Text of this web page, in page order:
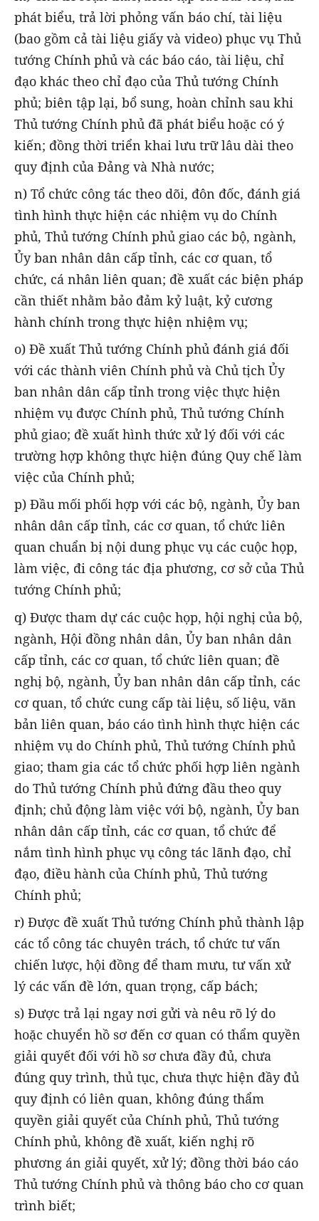
phát biểu, trả lời phỏng vấn báo chí, tài liệu
(bao gồm cả tài liệu giấy và video) phục vụ Thủ
tướng Chính phủ và các báo cáo, tài liệu, chỉ
đạo khác theo chỉ đạo của Thủ tướng Chính
phủ; biên tập lại, bổ sung, hoàn chỉnh sau khi
Thủ tướng Chính phủ đã phát biểu hoặc có ý
kiến; đồng thời triển khai lưu trữ lâu dài theo
quy định của Đảng và Nhà nước;
n) Tổ chức công tác theo dõi, đôn đốc, đánh giá
tình hình thực hiện các nhiệm vụ do Chính
phủ, Thủ tướng Chính phủ giao các bộ, ngành,
Ủy ban nhân dân cấp tỉnh, các cơ quan, tổ
chức, cá nhân liên quan; đề xuất các biện pháp
cần thiết nhằm bảo đảm kỷ luật, kỷ cương
hành chính trong thực hiện nhiệm vụ;
o) Đề xuất Thủ tướng Chính phủ đánh giá đối
với các thành viên Chính phủ và Chủ tịch Ủy
ban nhân dân cấp tỉnh trong việc thực hiện
nhiệm vụ được Chính phủ, Thủ tướng Chính
phủ giao; đề xuất hình thức xử lý đối với các
trường hợp không thực hiện đúng Quy chế làm
việc của Chính phủ;
p) Đầu mối phối hợp với các bộ, ngành, Ủy ban
nhân dân cấp tỉnh, các cơ quan, tổ chức liên
quan chuẩn bị nội dung phục vụ các cuộc họp,
làm việc, đi công tác địa phương, cơ sở của Thủ
tướng Chính phủ;
q) Được tham dự các cuộc họp, hội nghị của bộ,
ngành, Hội đồng nhân dân, Ủy ban nhân dân
cấp tỉnh, các cơ quan, tổ chức liên quan; đề
nghị bộ, ngành, Ủy ban nhân dân cấp tỉnh, các
cơ quan, tổ chức cung cấp tài liệu, số liệu, văn
bản liên quan, báo cáo tình hình thực hiện các
nhiệm vụ do Chính phủ, Thủ tướng Chính phủ
giao; tham gia các tổ chức phối hợp liên ngành
do Thủ tướng Chính phủ đứng đầu theo quy
định; chủ động làm việc với bộ, ngành, Ủy ban
nhân dân cấp tỉnh, các cơ quan, tổ chức để
nắm tình hình phục vụ công tác lãnh đạo, chỉ
đạo, điều hành của Chính phủ, Thủ tướng
Chính phủ;
r) Được đề xuất Thủ tướng Chính phủ thành lập
các tổ công tác chuyên trách, tổ chức tư vấn
chiến lược, hội đồng để tham mưu, tư vấn xử
lý các vấn đề lớn, quan trọng, cấp bách;
s) Được trả lại ngay nơi gửi và nêu rõ lý do
hoặc chuyển hồ sơ đến cơ quan có thẩm quyền
giải quyết đối với hồ sơ chưa đầy đủ, chưa
đúng quy trình, thủ tục, chưa thực hiện đầy đủ
quy định có liên quan, không đúng thẩm
quyền giải quyết của Chính phủ, Thủ tướng
Chính phủ, không đề xuất, kiến nghị rõ
phương án giải quyết, xử lý; đồng thời báo cáo
Thủ tướng Chính phủ và thông báo cho cơ quan
trình biết;